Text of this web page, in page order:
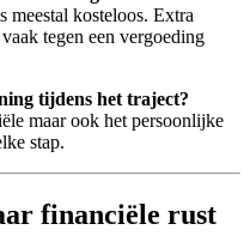
meestal kosteloos. Extra
tegen een vergoeding
tijdens het traject?
maar ook het persoonlijke
stap.
financiële rust